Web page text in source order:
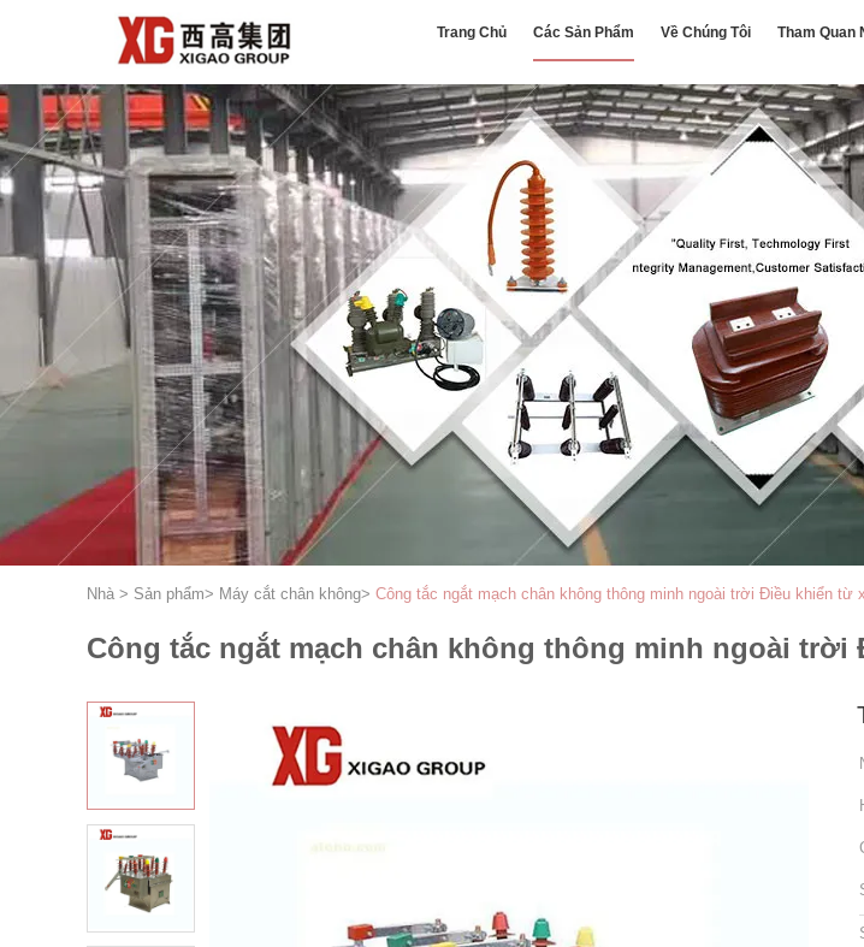
Trang Chủ Các Sản Phẩm Về Chúng Tôi Tham Quan
Nhà > Sản phẩm> Máy cắt chân không> Công tắc ngắt mạch chân không thông minh ngoài trời Điều khiển từ
Công tắc ngắt mạch chân không thông minh ngoài trời